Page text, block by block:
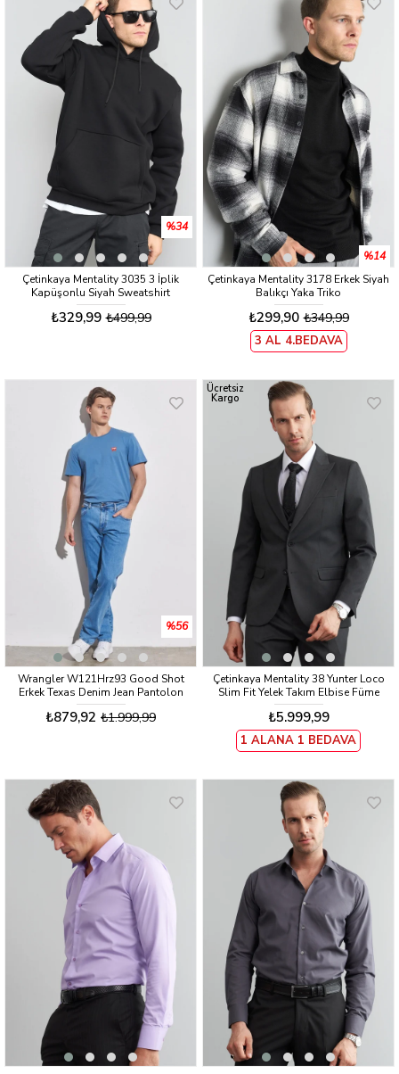
Çetinkaya Mentality 3035 3 İplik
Kapüşonlu Siyah Sweatshirt
₺329,99 ₺499,99
%34
Çetinkaya Mentality 3178 Erkek Siyah
Balıkçı Yaka Triko
₺299,90 ₺349,99
3 AL 4.BEDAVA
%14
Wrangler W121Hrz93 Good Shot
Erkek Texas Denim Jean Pantolon
₺879,92 ₺1.999,99
%56
Çetinkaya Mentality 38 Yunter Loco
Slim Fit Yelek Takım Elbise Füme
₺5.999,99
1 ALANA 1 BEDAVA
Ücretsiz
Kargo